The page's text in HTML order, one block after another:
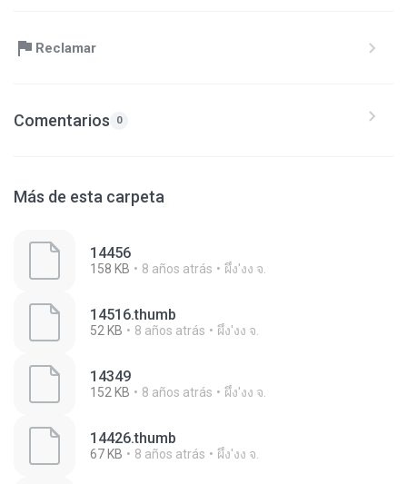
Reclamar
Comentarios 0
Más de esta carpeta
14456
158 KB 8 años atrás ผึ้ง'งง จ.
14516.thumb
52 KB 8 años atrás ผึ้ง'งง จ.
14349
152 KB 8 años atrás ผึ้ง'งง จ.
14426.thumb
67 KB 8 años atrás ผึ้ง'งง จ.